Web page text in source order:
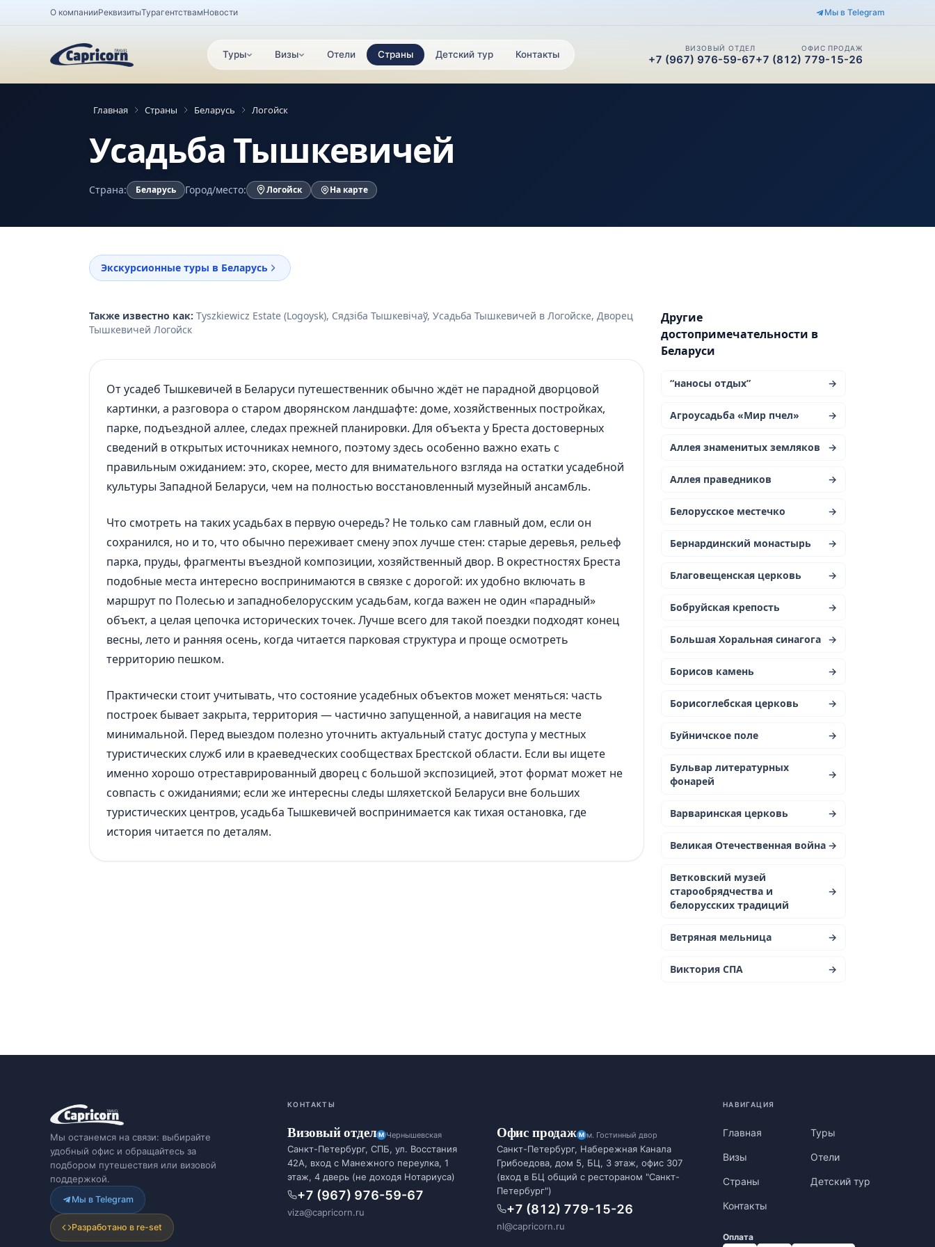
О компанииРеквизитыТурагентствамНовости Мы в Telegram
Туры Визы Отели Страны Детский тур Контакты
ВИЗОВЫЙ ОТДЕЛ
+7 (967) 976-59-67
ОФИС ПРОДАЖ
+7 (812) 779-15-26
Главная Страны Беларусь Логойск
Усадьба Тышкевичей
Страна: Беларусь Город/место: Логойск На карте
Экскурсионные туры в Беларусь
Также известно как: Tyszkiewicz Estate (Logoysk), Сядзіба Тышкевічаў, Усадьба Тышкевичей в Логойске, Дворец
Тышкевичей Логойск
От усадеб Тышкевичей в Беларуси путешественник обычно ждёт не парадной дворцовой
картинки, а разговора о старом дворянском ландшафте: доме, хозяйственных постройках,
парке, подъездной аллее, следах прежней планировки. Для объекта у Бреста достоверных
сведений в открытых источниках немного, поэтому здесь особенно важно ехать с
правильным ожиданием: это, скорее, место для внимательного взгляда на остатки усадебной
культуры Западной Беларуси, чем на полностью восстановленный музейный ансамбль.
Что смотреть на таких усадьбах в первую очередь? Не только сам главный дом, если он
сохранился, но и то, что обычно переживает смену эпох лучше стен: старые деревья, рельеф
парка, пруды, фрагменты въездной композиции, хозяйственный двор. В окрестностях Бреста
подобные места интересно воспринимаются в связке с дорогой: их удобно включать в
маршрут по Полесью и западнобелорусским усадьбам, когда важен не один «парадный»
объект, а целая цепочка исторических точек. Лучше всего для такой поездки подходят конец
весны, лето и ранняя осень, когда читается парковая структура и проще осмотреть
территорию пешком.
Практически стоит учитывать, что состояние усадебных объектов может меняться: часть
построек бывает закрыта, территория — частично запущенной, а навигация на месте
минимальной. Перед выездом полезно уточнить актуальный статус доступа у местных
туристических служб или в краеведческих сообществах Брестской области. Если вы ищете
именно хорошо отреставрированный дворец с большой экспозицией, этот формат может не
совпасть с ожиданиями; если же интересны следы шляхетской Беларуси вне больших
туристических центров, усадьба Тышкевичей воспринимается как тихая остановка, где
история читается по деталям.
Другие
достопримечательности в
Беларуси
“наносы отдых” →
Агроусадьба «Мир пчел» →
Аллея знаменитых земляков →
Аллея праведников →
Белорусское местечко →
Бернардинский монастырь →
Благовещенская церковь →
Бобруйская крепость →
Большая Хоральная синагога →
Борисов камень →
Борисоглебская церковь →
Буйничское поле →
Бульвар литературных
фонарей
→
Варваринская церковь →
Великая Отечественная война →
Ветковский музей
старообрядчества и
белорусских традиций
→
Ветряная мельница →
Виктория СПА →
Мы останемся на связи: выбирайте
удобный офис и обращайтесь за
подбором путешествия или визовой
поддержкой.
Мы в Telegram
Разработано в re-set
КОНТАКТЫ
Визовый отдел Чернышевская
Санкт-Петербург, СПБ, ул. Восстания
42А, вход с Манежного переулка, 1
этаж, 4 дверь (не доходя Нотариуса)
+7 (967) 976-59-67
viza@capricorn.ru
Офис продаж м. Гостинный двор
Санкт-Петербург, Набережная Канала
Грибоедова, дом 5, БЦ, 3 этаж, офис 307
(вход в БЦ общий с рестораном "Санкт-
Петербург")
+7 (812) 779-15-26
nl@capricorn.ru
НАВИГАЦИЯ
Главная Туры
Визы Отели
Страны Детский тур
Контакты
Оплата